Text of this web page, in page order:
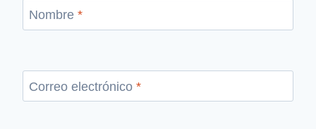
Nombre *
Correo electrónico *